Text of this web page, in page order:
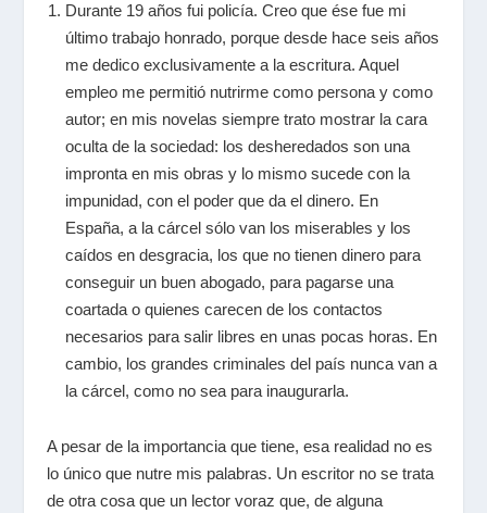
Durante 19 años fui policía. Creo que ése fue mi
último trabajo honrado, porque desde hace seis años
me dedico exclusivamente a la escritura. Aquel
empleo me permitió nutrirme como persona y como
autor; en mis novelas siempre trato mostrar la cara
oculta de la sociedad: los desheredados son una
impronta en mis obras y lo mismo sucede con la
impunidad, con el poder que da el dinero. En
España, a la cárcel sólo van los miserables y los
caídos en desgracia, los que no tienen dinero para
conseguir un buen abogado, para pagarse una
coartada o quienes carecen de los contactos
necesarios para salir libres en unas pocas horas. En
cambio, los grandes criminales del país nunca van a
la cárcel, como no sea para inaugurarla.
A pesar de la importancia que tiene, esa realidad no es
lo único que nutre mis palabras. Un escritor no se trata
de otra cosa que un lector voraz que, de alguna